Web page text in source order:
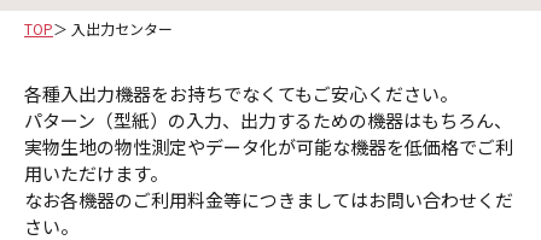
TOP 入出力センター
各種入出力機器をお持ちでなくてもご安心ください。
パターン（型紙）の入力、出力するための機器はもちろん、
実物生地の物性測定やデータ化が可能な機器を低価格でご利
用いただけます。
なお各機器のご利用料金等につきましてはお問い合わせくだ
さい。